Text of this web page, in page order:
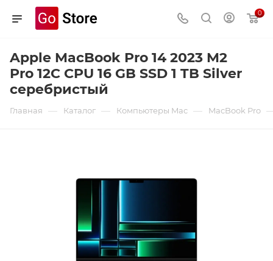
0
Apple MacBook Pro 14 2023 M2
Pro 12C CPU 16 GB SSD 1 TB Silver
серебристый
Главная — Каталог — Компьютеры Mac — MacBook Pro